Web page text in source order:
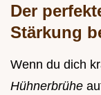
Der
Stärkung
Wenn du dich
Hühnerbrühe